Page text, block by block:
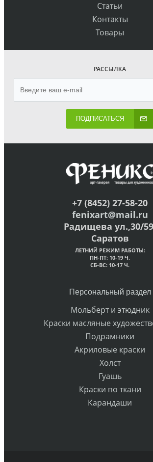
Статьи
Контакты
Товары
РАССЫЛКА
ПОДПИСАТЬСЯ
+7 (8452) 27-58-20
fenixart@mail.ru
Радищева ул.,30/
Саратов
ЛЕТНИЙ РЕЖИМ РАБОТЫ:
ПН-ПТ: 10-19 Ч.
СБ-ВС: 10-17 Ч.
Персональный раздел
Мольберт и этюдник
Краски масляные
Подрамники
Акриловые краски
Холст
Гуашь
Краски по ткани
Карандаши